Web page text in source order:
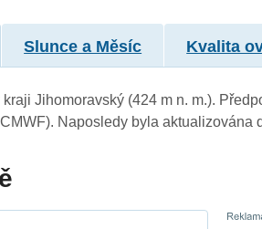
Slunce a Měsíc Kvalita
Jihomoravský (424 m n. m.).
Naposledy byla aktualizována